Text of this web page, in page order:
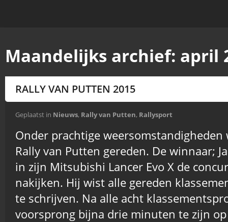
Maandelijks archief: april
RALLY VAN PUTTEN 2015
Geplaatst in Nieuws, Rally van Putten, Rallysport
Onder prachtige weersomstandigheden
Rally van Putten gereden. De winnaar;
in zijn Mitsubishi Lancer Evo X de
nakijken. Hij wist alle gereden
te schrijven. Na alle acht
voorsprong bijna drie minuten te zijn